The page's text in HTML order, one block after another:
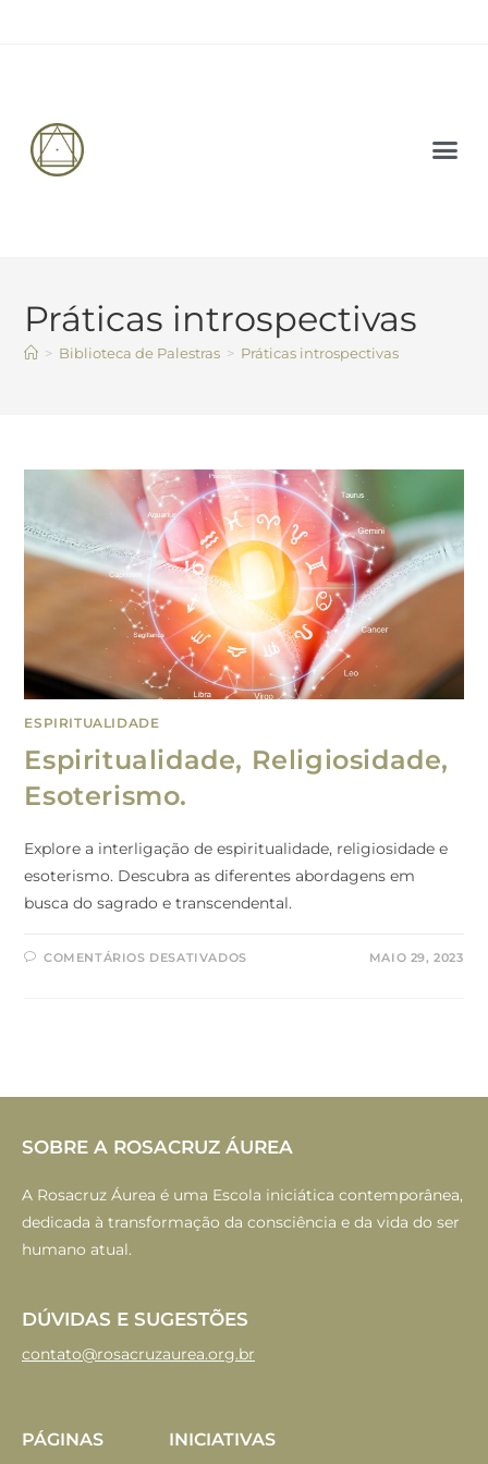
Práticas introspectivas
> Biblioteca de Palestras > Práticas introspectivas
ESPIRITUALIDADE
Espiritualidade, Religiosidade,
Esoterismo.
Explore a interligação de espiritualidade, religiosidade e
esoterismo. Descubra as diferentes abordagens em
busca do sagrado e transcendental.
COMENTÁRIOS DESATIVADOS MAIO 29, 2023
SOBRE A ROSACRUZ ÁUREA
A Rosacruz Áurea é uma Escola iniciática contemporânea,
dedicada à transformação da consciência e da vida do ser
humano atual.
DÚVIDAS E SUGESTÕES
contato@rosacruzaurea.org.br
PÁGINAS INICIATIVAS